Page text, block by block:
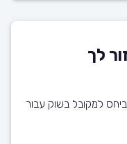
לך
למקובל בשוק עבור